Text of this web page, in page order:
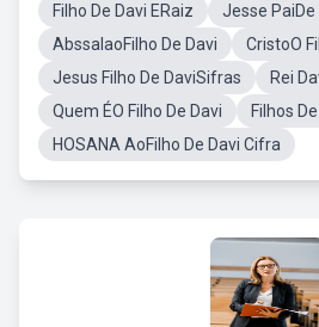
Filho De Davi ERaiz
Jesse PaiDe
AbssalaoFilho De Davi
CristoO
Jesus Filho De DaviSifras
Rei
Quem ÉO Filho De Davi
Filhos
HOSANA AoFilho De Davi Cifra